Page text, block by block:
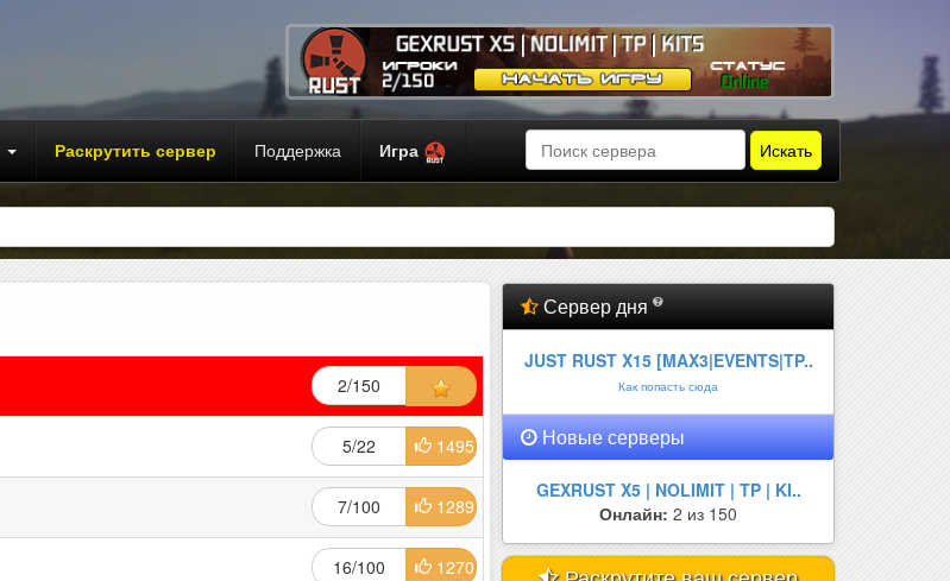
Раскрутить сервер Поддержка Игра Искать
2/150
5/22 1495
7/100 1289
16/100 1270
Сервер дня
JUST RUST X15 [MAX3|EVENTS|TP..
Как попасть сюда
Новые серверы
GEXRUST X5 | NOLIMIT | TP | KI..
Онлайн: 2 из 150